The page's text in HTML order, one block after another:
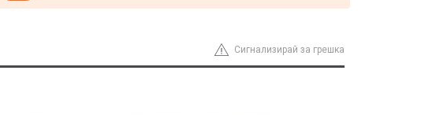
Сигнализирай за грешка